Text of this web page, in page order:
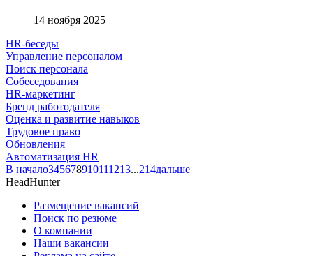
14 ноября 2025
HR-беседы
Управление персоналом
Поиск персонала
Собеседования
HR-маркетинг
Бренд работодателя
Оценка и развитие навыков
Трудовое право
Обновления
Автоматизация HR
В начало345678910111213...214дальше
HeadHunter
Размещение вакансий
Поиск по резюме
О компании
Наши вакансии